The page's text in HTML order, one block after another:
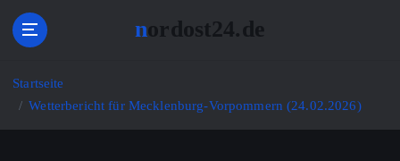
a
nordost24.de
Startseite
Wetterbericht für Mecklenburg-Vorpommern (24.02.2026)